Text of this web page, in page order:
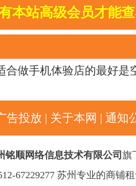
本站高级会员才能
合做手机体验店的最好是
告投放 | 关于本网 | 通知
铭顺网络信息技术有限公司 旗
67229277 苏州专业的商铺